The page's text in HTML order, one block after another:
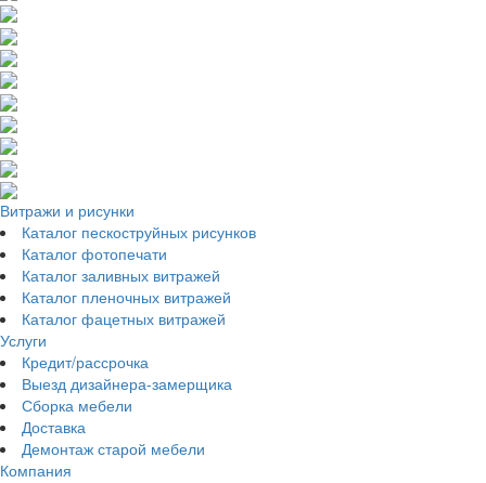
Витражи и рисунки
Каталог пескоструйных рисунков
Каталог фотопечати
Каталог заливных витражей
Каталог пленочных витражей
Каталог фацетных витражей
Услуги
Кредит/рассрочка
Выезд дизайнера-замерщика
Сборка мебели
Доставка
Демонтаж старой мебели
Компания